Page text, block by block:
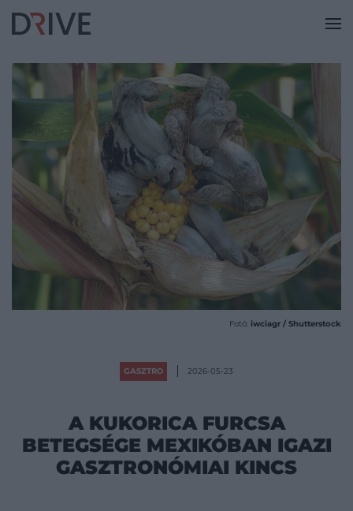
Fotó: iwciagr / Shutterstock
GASZTRO 2026-05-23
A KUKORICA FURCSA
BETEGSÉGE MEXIKÓBAN IGAZI
GASZTRONÓMIAI KINCS